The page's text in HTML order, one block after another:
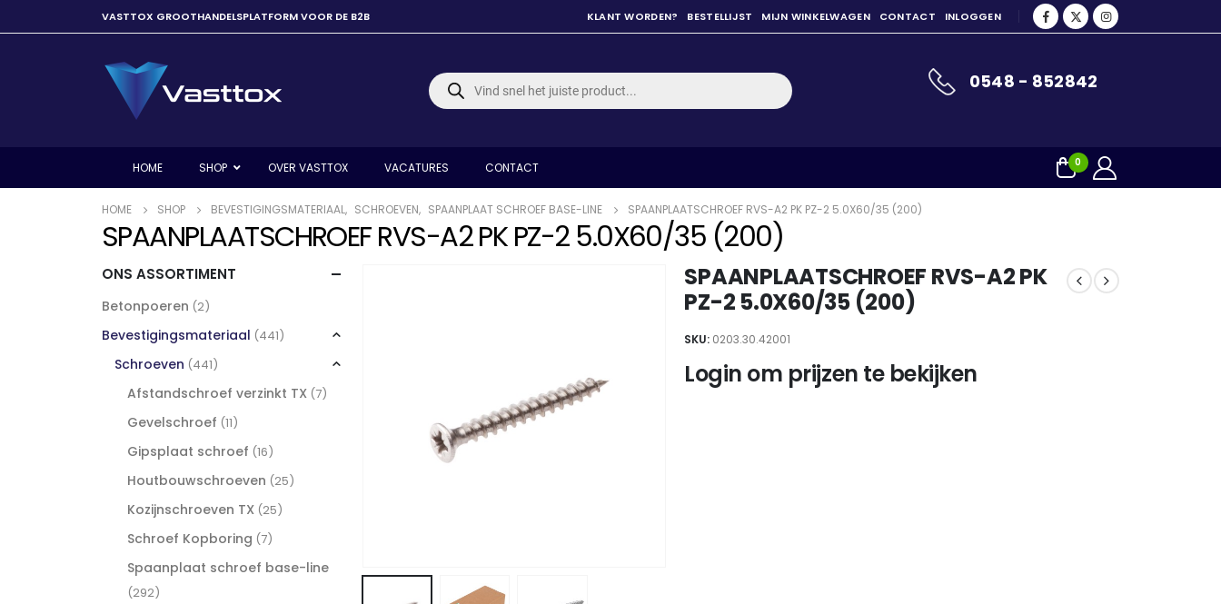
VASTTOX GROOTHANDELSPLATFORM VOOR DE B2B KLANT WORDEN? BESTELLIJST MIJN WINKELWAGEN CONTACT INLOGGEN
Producten
zoeken 0548 - 852842
HOME SHOP OVER VASTTOX VACATURES CONTACT 0
HOME SHOP BEVESTIGINGSMATERIAAL, SCHROEVEN, SPAANPLAAT SCHROEF BASE-LINE SPAANPLAATSCHROEF RVS-A2 PK PZ-2 5.0X60/35 (200)
SPAANPLAATSCHROEF RVS-A2 PK PZ-2 5.0X60/35 (200)
SPAANPLAATSCHROEF RVS-A2 PK
PZ-2 5.0X60/35 (200)
SKU: 0203.30.42001
Login om prijzen te bekijken
ONS ASSORTIMENT
Betonpoeren (2)
Bevestigingsmateriaal (441)
Schroeven (441)
Afstandschroef verzinkt TX (7)
Gevelschroef (11)
Gipsplaat schroef (16)
Houtbouwschroeven (25)
Kozijnschroeven TX (25)
Schroef Kopboring (7)
Spaanplaat schroef base-line
(292)